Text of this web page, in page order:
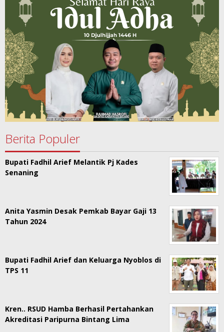
Berita Populer
Bupati Fadhil Arief Melantik Pj Kades
Senaning
Anita Yasmin Desak Pemkab Bayar Gaji 13
Tahun 2024
Bupati Fadhil Arief dan Keluarga Nyoblos di
TPS 11
Kren.. RSUD Hamba Berhasil Pertahankan
Akreditasi Paripurna Bintang Lima